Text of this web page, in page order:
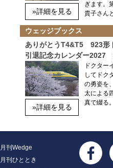
»詳細を見る
ぎます。
貴子さん
ウェッジブックス
ありがとうT4&T5 923形
引退記念カレンダー2027
»詳細を見る
ドクター
してドク
の勇姿を
太による
真で綴る。
月刊Wedge
月刊ひととき